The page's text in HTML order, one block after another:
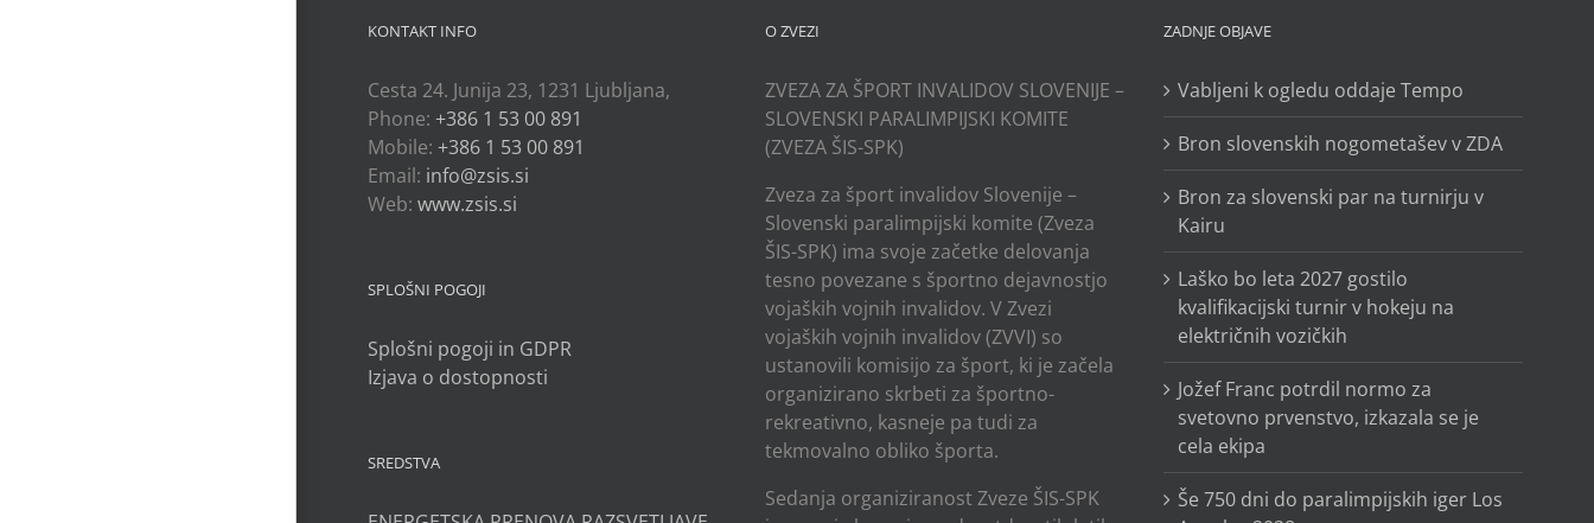
KONTAKT INFO
Cesta 24. Junija 23, 1231 Ljubljana,
Phone: +386 1 53 00 891
Mobile: +386 1 53 00 891
Email: info@zsis.si
Web: www.zsis.si
SPLOŠNI POGOJI
Splošni pogoji in GDPR
Izjava o dostopnosti
SREDSTVA
O ZVEZI
ZVEZA ZA ŠPORT INVALIDOV SLOVENIJE –
SLOVENSKI PARALIMPIJSKI KOMITE
(ZVEZA ŠIS-SPK)
Zveza za šport invalidov Slovenije –
Slovenski paralimpijski komite (Zveza
ŠIS-SPK) ima svoje začetke delovanja
tesno povezane s športno dejavnostjo
vojaških vojnih invalidov. V Zvezi
vojaških vojnih invalidov (ZVVI) so
ustanovili komisijo za šport, ki je začela
organizirano skrbeti za športno-
rekreativno, kasneje pa tudi za
tekmovalno obliko športa.
Sedanja organiziranost Zveze ŠIS-SPK
ZADNJE OBJAVE
Vabljeni k ogledu oddaje Tempo
Bron slovenskih nogometašev v ZDA
Bron za slovenski par na turnirju v
Kairu
Laško bo leta 2027 gostilo
kvalifikacijski turnir v hokeju na
električnih vozičkih
Jožef Franc potrdil normo za
svetovno prvenstvo, izkazala se je
cela ekipa
Še 750 dni do paralimpijskih iger Los